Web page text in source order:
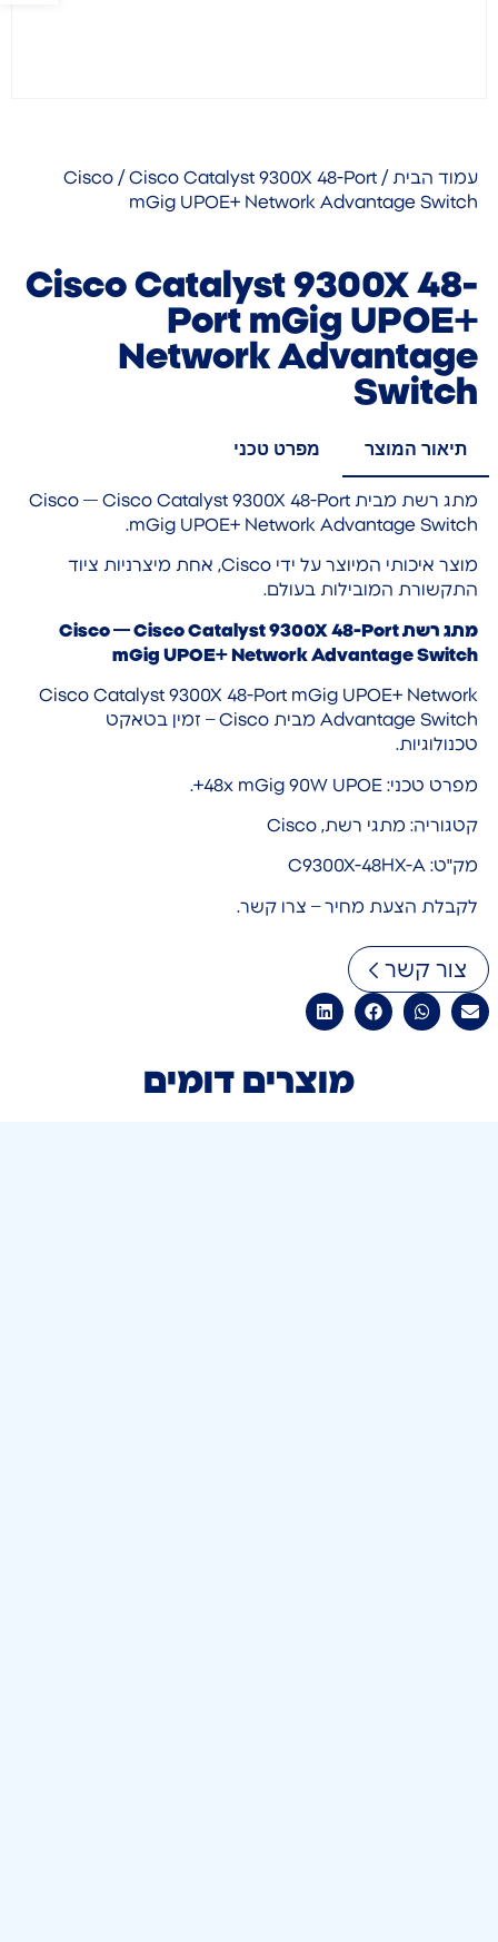
עמוד הבית /
Cisco / Cisco Catalyst 9300X 48-Port
mGig UPOE+ Network Advantage Switch
Cisco Catalyst 9300X 48-
Port mGig UPOE+
Network Advantage
Switch
תיאור המוצר מפרט טכני
מתג רשת מבית Cisco — Cisco Catalyst 9300X 48-Port
mGig UPOE+ Network Advantage Switch.
מוצר איכותי המיוצר על ידי Cisco, אחת מיצרניות ציוד
התקשורת המובילות בעולם.
מתג רשת Cisco — Cisco Catalyst 9300X 48-Port
mGig UPOE+ Network Advantage Switch
Cisco Catalyst 9300X 48-Port mGig UPOE+ Network
Advantage Switch מבית Cisco – זמין בטאקט
טכנולוגיות.
מפרט טכני: 48x mGig 90W UPOE+.
קטגוריה: מתגי רשת, Cisco
מק"ט: C9300X-48HX-A
לקבלת הצעת מחיר – צרו קשר.
צור קשר
מוצרים דומים